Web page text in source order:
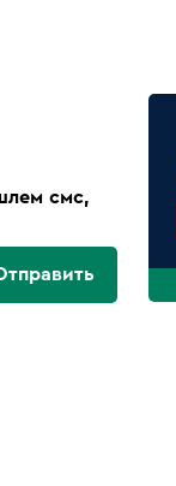
смс,